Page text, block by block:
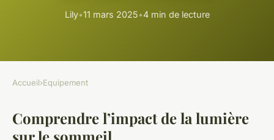
Lily•11 mars 2025•4 min de lecture
Accueil›Equipement
Comprendre l’impact de la lumière